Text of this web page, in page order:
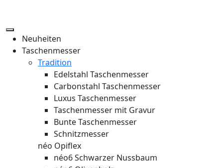
Neuheiten
Taschenmesser
Tradition
Edelstahl Taschenmesser
Carbonstahl Taschenmesser
Luxus Taschenmesser
Taschenmesser mit Gravur
Bunte Taschenmesser
Schnitzmesser
néo Opiflex
néo6 Schwarzer Nussbaum